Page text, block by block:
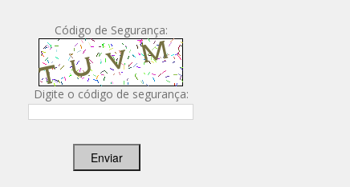
Código de Segurança:
Digite o código de segurança:
Enviar